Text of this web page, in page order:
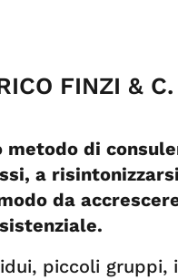
FINZI &
metodo di
a
da
piccoli gruppi,